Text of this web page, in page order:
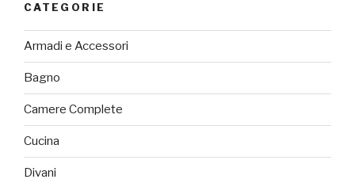
CATEGORIE
Armadi e Accessori
Bagno
Camere Complete
Cucina
Divani